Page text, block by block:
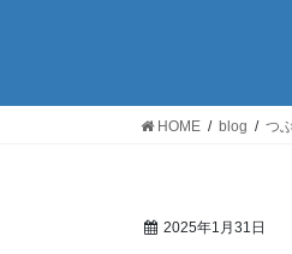
HOME blog つ
2025年1月31日